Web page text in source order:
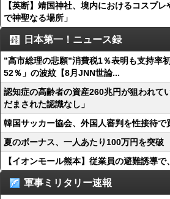
【英断】靖国神社、境内におけるコスプ
で神聖なる場所」
日本第一！ニュース録
”高市総理の悲願”消費税1％表明も支持率
52％」の波紋【8月JNN世論...
認知症の高齢者の資産260兆円が狙われ
だまされた認識なし」
韓国サッカー協会、外国人審判を性接待で
夏のボーナス、一人あたり100万円を突破
【イオンモール熊本】従業員の避難誘導
軍事ミリタリー速報